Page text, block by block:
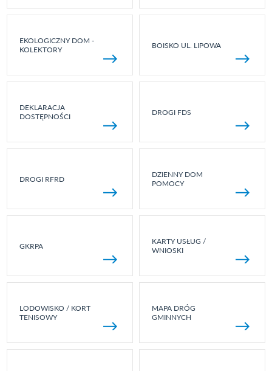
EKOLOGICZNY DOM -
KOLEKTORY
BOISKO UL. LIPOWA
DEKLARACJA
DOSTĘPNOŚCI
DROGI FDS
DROGI RFRD
DZIENNY DOM
POMOCY
GKRPA
KARTY USŁUG /
WNIOSKI
LODOWISKO / KORT
TENISOWY
MAPA DRÓG
GMINNYCH